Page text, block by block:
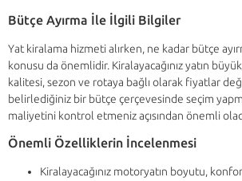
Bütçe Ayırma İle İlgili Bilgiler
Yat kiralama hizmeti alırken, ne kadar bütçe
konusu da önemlidir. Kiralayacağınız yatın
kalitesi, sezon ve rotaya bağlı olarak fiyatlar
belirlediğiniz bir bütçe çerçevesinde seçim
maliyetini kontrol etmeniz açısından önemli
Önemli Özelliklerin İncelenmesi
Kiralayacağınız motoryatın boyutu,